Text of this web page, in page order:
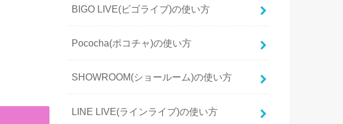
BIGO LIVE(ビゴライブ)の使い方
Pococha(ポコチャ)の使い方
SHOWROOM(ショールーム)の使い方
LINE LIVE(ラインライブ)の使い方